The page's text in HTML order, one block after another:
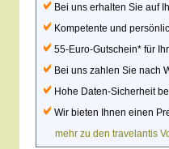
Bei uns erhalten Sie auf
Kompetente und
55-Euro-Gutschein* für
Bei uns zahlen Sie nach
Hohe Daten-Sicherheit
Wir bieten Ihnen einen
mehr zu den travelantis